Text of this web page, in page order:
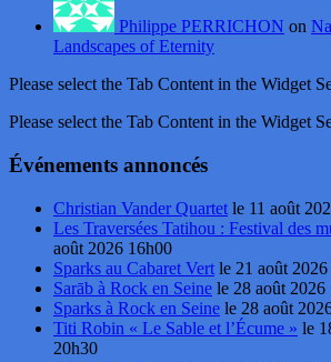
Philippe PERRICHON on
Landscapes of Eternity
Please select the Tab Content in the Widget
Please select the Tab Content in the Widget
Événements annoncés
Christian Vander Quartet le 11 août
Les Traversées Tatihou : Festival des
août 2026 16h00
Sparks au Cabaret Vert le 21 août
Sarāb à Rock en Seine le 28 août 2026
Sparks à Rock en Seine le 28 août
Titi Robin « Le Sable et l’Écume » le
20h30